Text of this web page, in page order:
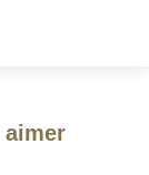
aimer